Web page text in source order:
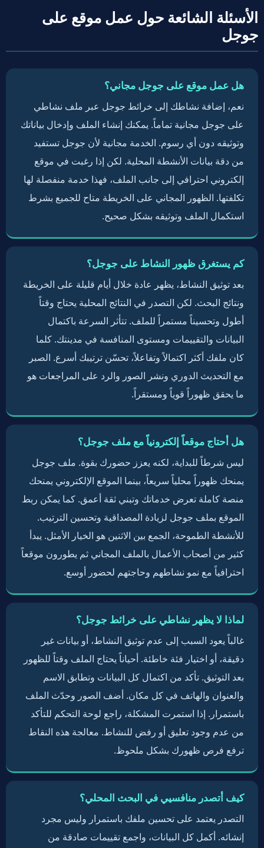
الأسئلة الشائعة حول عمل موقع على
جوجل
هل عمل موقع على جوجل مجاني؟
نعم، إضافة نشاطك إلى خرائط جوجل عبر ملف نشاطي
على جوجل مجانية تماماً. يمكنك إنشاء الملف وإدخال بياناتك
وتوثيقه دون أي رسوم. الخدمة مجانية لأن جوجل تستفيد
من دقة بيانات الأنشطة المحلية. لكن إذا رغبت في موقع
إلكتروني احترافي إلى جانب الملف، فهذا خدمة منفصلة لها
تكلفتها. الظهور المجاني على الخريطة متاح للجميع بشرط
استكمال الملف وتوثيقه بشكل صحيح.
كم يستغرق ظهور النشاط على جوجل؟
بعد توثيق النشاط، يظهر عادة خلال أيام قليلة على الخريطة
ونتائج البحث. لكن التصدر في النتائج المحلية يحتاج وقتاً
أطول وتحسيناً مستمراً للملف. تتأثر السرعة باكتمال
البيانات والتقييمات ومستوى المنافسة في مدينتك. كلما
كان ملفك أكثر اكتمالاً وتفاعلاً، تحسّن ترتيبك أسرع. الصبر
مع التحديث الدوري ونشر الصور والرد على المراجعات هو
ما يحقق ظهوراً قوياً ومستقراً.
هل أحتاج موقعاً إلكترونياً مع ملف جوجل؟
ليس شرطاً للبداية، لكنه يعزز حضورك بقوة. ملف جوجل
يمنحك ظهوراً محلياً سريعاً، بينما الموقع الإلكتروني يمنحك
منصة كاملة تعرض خدماتك وتبني ثقة أعمق. كما يمكن ربط
الموقع بملف جوجل لزيادة المصداقية وتحسين الترتيب.
للأنشطة الطموحة، الجمع بين الاثنين هو الخيار الأمثل. يبدأ
كثير من أصحاب الأعمال بالملف المجاني ثم يطورون موقعاً
احترافياً مع نمو نشاطهم وحاجتهم لحضور أوسع.
لماذا لا يظهر نشاطي على خرائط جوجل؟
غالباً يعود السبب إلى عدم توثيق النشاط، أو بيانات غير
دقيقة، أو اختيار فئة خاطئة. أحياناً يحتاج الملف وقتاً للظهور
بعد التوثيق. تأكد من اكتمال كل البيانات وتطابق الاسم
والعنوان والهاتف في كل مكان. أضف الصور وحدّث الملف
باستمرار. إذا استمرت المشكلة، راجع لوحة التحكم للتأكد
من عدم وجود تعليق أو رفض للنشاط. معالجة هذه النقاط
ترفع فرص ظهورك بشكل ملحوظ.
كيف أتصدر منافسيي في البحث المحلي؟
التصدر يعتمد على تحسين ملفك باستمرار وليس مجرد
إنشائه. أكمل كل البيانات، واجمع تقييمات صادقة من